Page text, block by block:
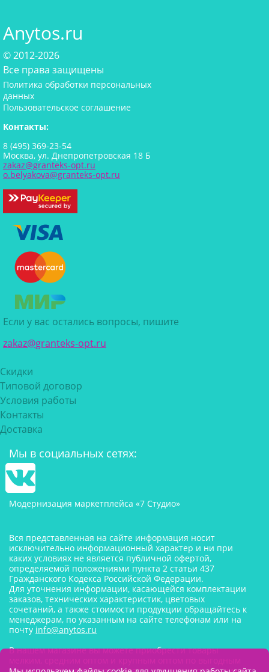
Anytos.ru
© 2012-2026
Все права защищены
Политика обработки персональных
данных
Пользовательское соглашение
Контакты:
8 (495) 369-23-54
Москва, ул. Днепропетровская 18 Б
zakaz@granteks-opt.ru
o.belyakova@granteks-opt.ru
Если у вас остались вопросы, пишите
zakaz@granteks-opt.ru
Скидки
Типовой договор
Условия работы
Контакты
Доставка
Мы в социальных сетях:
Модернизация маркетплейса «7 Студио»
Вся представленная на сайте информация носит
исключительно информационный характер и ни при
каких условиях не является публичной офертой,
определяемой положениями пункта 2 статьи 437
Гражданского Кодекса Российской Федерации.
Для уточнения информации, касающейся комплектации
заказов, технических характеристик, цветовых
сочетаний, а также стоимости продукции обращайтесь к
менеджерам, по указанным на сайте телефонам или на
почту info@anytos.ru
В нашем магазине вы можете приобрести товары